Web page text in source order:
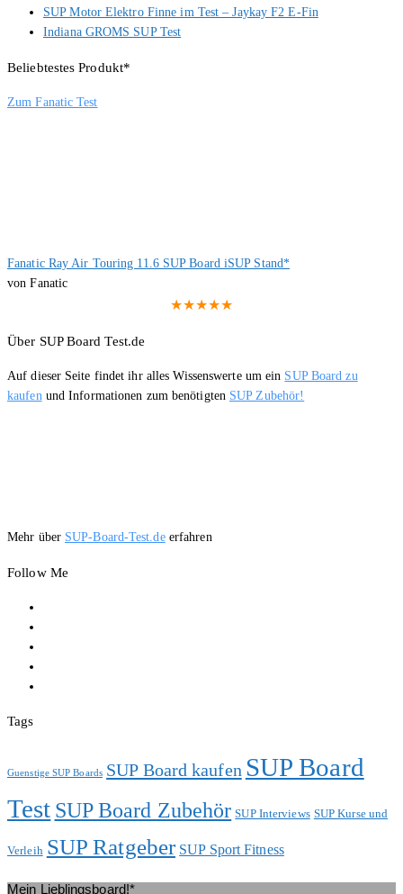
SUP Motor Elektro Finne im Test – Jaykay F2 E-Fin
Indiana GROMS SUP Test
Beliebtestes Produkt*
Zum Fanatic Test
Fanatic Ray Air Touring 11.6 SUP Board iSUP Stand*
von Fanatic
★★★★★
Über SUP Board Test.de
Auf dieser Seite findet ihr alles Wissenswerte um ein SUP Board zu
kaufen und Informationen zum benötigten SUP Zubehör!
Mehr über SUP-Board-Test.deerfahren
Follow Me
Tags
Guenstige SUP Boards SUP Board kaufen SUP Board
Test SUP Board Zubehör SUP Interviews SUP Kurse und
Verleih SUP Ratgeber SUP Sport Fitness
Mein Lieblingsboard!*